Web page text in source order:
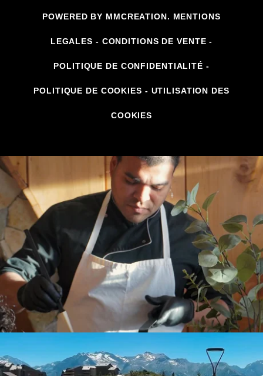
POWERED BY MMCREATION. MENTIONS
LEGALES - CONDITIONS DE VENTE -
POLITIQUE DE CONFIDENTIALITÉ -
POLITIQUE DE COOKIES - UTILISATION DES
COOKIES